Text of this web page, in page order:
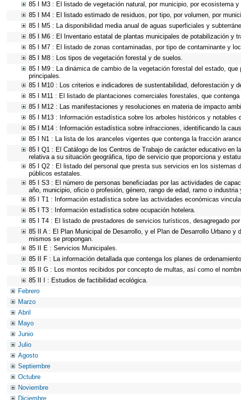
85 I M3 : El listado de vegetación natural, por municipio, por ecosistema y
85 I M4 : El listado estimado de residuos, por tipo, por volumen, por
85 I M5 : La disponibilidad media anual de aguas superficiales y
85 I M6 : El Inventario estatal de plantas municipales de potabilización y
85 I M7 : El listado de zonas contaminadas, por tipo de contaminante y
85 I M8 : Los tipos de vegetación forestal y de suelos.
85 I M9 : La dinámica de cambio de la vegetación forestal del estado,
principales.
85 I M10 : Los criterios e indicadores de sustentabilidad, deforestación y
85 I M11 : El listado de plantaciones comerciales forestales, que
85 I M12 : Las manifestaciones y resoluciones en materia de impacto
85 I M13 : Información estadística sobre los arboles históricos y notables
85 I M14 : Información estadística sobre infracciones, identificando la
85 I N1 : La lista de los aranceles vigentes que contenga la fracción
85 I Q1 : El Catálogo de los Centros de Trabajo de carácter educativo en
relativa a su situación geográfica, tipo de servicio que proporciona y
85 I Q2 : El listado del personal que presta sus servicios en los sistemas
públicos estatales.
85 I S3 : El número de personas beneficiadas por las actividades de
año, municipio, oficio o profesión, género, rango de edad, ramo o
85 I T1 : Información estadística sobre las actividades económicas
85 I T3 : Información estadística sobre ocupación hotelera.
85 I T4 : El listado de prestadores de servicios turísticos, desagregado
85 II A : El Plan Municipal de Desarrollo, y el Plan de Desarrollo Urbano
mismos se propongan.
85 II E : Servicios Municipales.
85 II F : La información detallada que contenga los planes de
85 II G : Los montos recibidos por concepto de multas, así como el
85 II I : Estudios de factibilidad ecológica.
Febrero
Marzo
Abril
Mayo
Junio
Julio
Agosto
Septiembre
Octubre
Noviembre
Diciembre